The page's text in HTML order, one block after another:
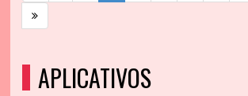
APLICATIVOS